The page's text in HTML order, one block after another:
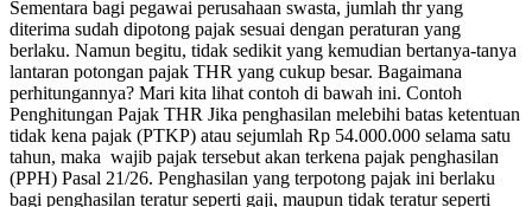
Sementara bagi pegawai perusahaan swasta, jumlah thr yang
diterima sudah dipotong pajak sesuai dengan peraturan yang
berlaku. Namun begitu, tidak sedikit yang kemudian bertanya-tanya
lantaran potongan pajak THR yang cukup besar. Bagaimana
perhitungannya? Mari kita lihat contoh di bawah ini. Contoh
Penghitungan Pajak THR Jika penghasilan melebihi batas ketentuan
tidak kena pajak (PTKP) atau sejumlah Rp 54.000.000 selama satu
tahun, maka wajib pajak tersebut akan terkena pajak penghasilan
(PPH) Pasal 21/26. Penghasilan yang terpotong pajak ini berlaku
bagi penghasilan teratur seperti gaji, maupun tidak teratur seperti